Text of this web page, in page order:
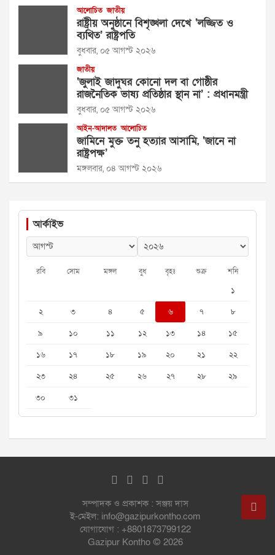
আলোচিত জাতীয়
রাষ্ট্রীয় অনুষ্ঠানে বিশৃঙ্খলা দেখে ‘লজ্জিত ও
ব্যথিত’ রাষ্ট্রপতি
বুধবার, ০৫ আগস্ট ২০২৬
জাতীয়
‘জুলাই জাদুঘর কোনো দল বা গোষ্ঠীর
রাজনৈতিক ভাষ্য প্রতিষ্ঠার স্থান না’ : প্রধানমন্ত্রী
বুধবার, ০৫ আগস্ট ২০২৬
আইন-আদালত আলোচিত
জামিনে মুক্ত তনু হত্যার আসামি, ‘জানে না
রাষ্ট্রপক্ষ’
মঙ্গলবার, ০৪ আগস্ট ২০২৬
আর্কাইভ
রবি সোম মঙ্গল বুধ বৃহঃ শুক্র শনি
১
২
৩ ৪ ৫ ৬ ৭
৮
৯
১০ ১১ ১২ ১৩ ১৪
১৫
১৬
১৭ ১৮ ১৯ ২০ ২১
২২
২৩
২৪ ২৫ ২৬ ২৭ ২৮
২৯
৩০
৩১
সম্পাদক ও প্রকাশক : সঞ্জয় দাস
ই-মেইল: info@gazipurkontho.com
যোগাযোগ : +8801873799122
Gazipur Kontho © 2026